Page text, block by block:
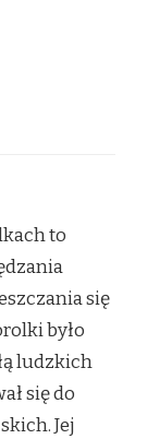
to
się
było
ludzkich
się do
Jej